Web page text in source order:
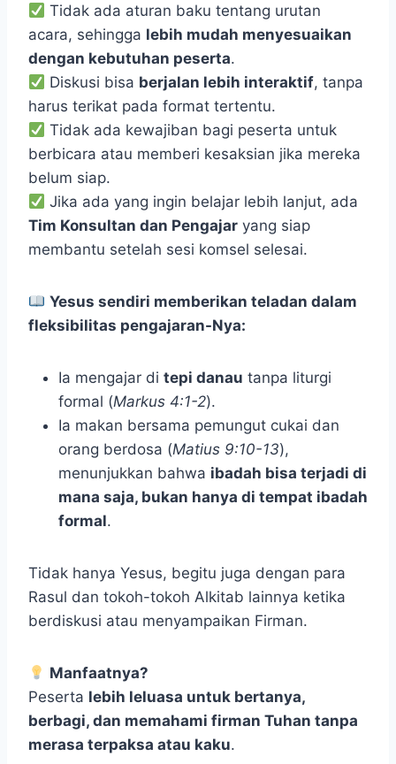
Tidak ada aturan baku tentang urutan
acara, sehingga lebih mudah menyesuaikan
dengan kebutuhan peserta.
Diskusi bisa berjalan lebih interaktif, tanpa
harus terikat pada format tertentu.
Tidak ada kewajiban bagi peserta untuk
berbicara atau memberi kesaksian jika mereka
belum siap.
Jika ada yang ingin belajar lebih lanjut, ada
Tim Konsultan dan Pengajar yang siap
membantu setelah sesi komsel selesai.
Yesus sendiri memberikan teladan dalam
fleksibilitas pengajaran-Nya:
Ia mengajar di tepi danau tanpa liturgi
formal (Markus 4:1-2).
Ia makan bersama pemungut cukai dan
orang berdosa (Matius 9:10-13),
menunjukkan bahwa ibadah bisa terjadi di
mana saja, bukan hanya di tempat ibadah
formal.
Tidak hanya Yesus, begitu juga dengan para
Rasul dan tokoh-tokoh Alkitab lainnya ketika
berdiskusi atau menyampaikan Firman.
Manfaatnya?
Peserta lebih leluasa untuk bertanya,
berbagi, dan memahami firman Tuhan tanpa
merasa terpaksa atau kaku.